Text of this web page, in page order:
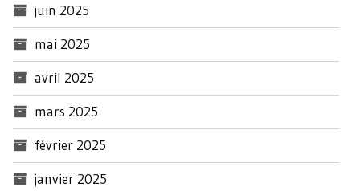
juin 2025
mai 2025
avril 2025
mars 2025
février 2025
janvier 2025